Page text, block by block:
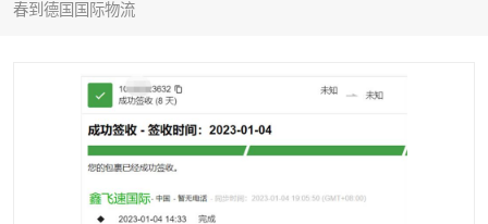
春到德国国际物流
联邦快递
深圳DHL国际快递 伊朗快递